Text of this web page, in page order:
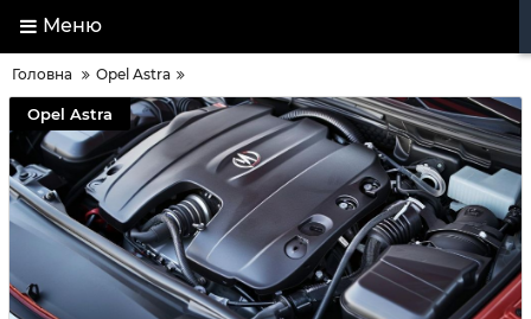
Меню
Головна Opel Astra
Opel Astra